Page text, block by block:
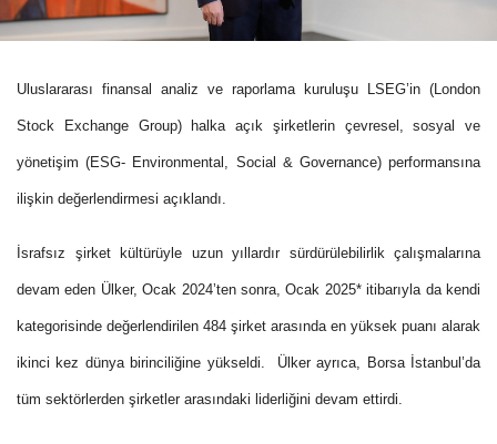
Uluslararası finansal analiz ve raporlama kuruluşu LSEG’in (London
Stock Exchange Group) halka açık şirketlerin çevresel, sosyal ve
yönetişim (ESG- Environmental, Social & Governance) performansına
ilişkin değerlendirmesi açıklandı.
İsrafsız şirket kültürüyle uzun yıllardır sürdürülebilirlik çalışmalarına
devam eden Ülker, Ocak 2024’ten sonra, Ocak 2025* itibarıyla da kendi
kategorisinde değerlendirilen 484 şirket arasında en yüksek puanı alarak
ikinci kez dünya birinciliğine yükseldi. Ülker ayrıca, Borsa İstanbul’da
tüm sektörlerden şirketler arasındaki liderliğini devam ettirdi.